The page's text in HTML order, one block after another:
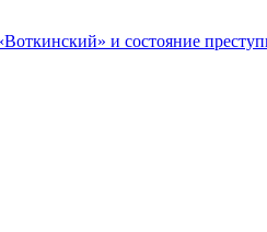
и состояние